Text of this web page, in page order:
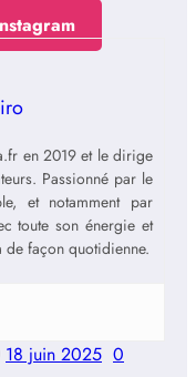
en 2019 et le dirige
Passionné par le
et notamment par
toute son énergie et
façon quotidienne.
18 juin 2025 0